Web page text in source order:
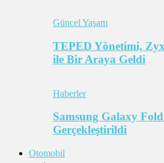
Güncel Yaşam
TEPED Yönetimi,
ile Bir Araya Geldi
Haberler
Samsung Galaxy
Gerçekleştirildi
Otomobil